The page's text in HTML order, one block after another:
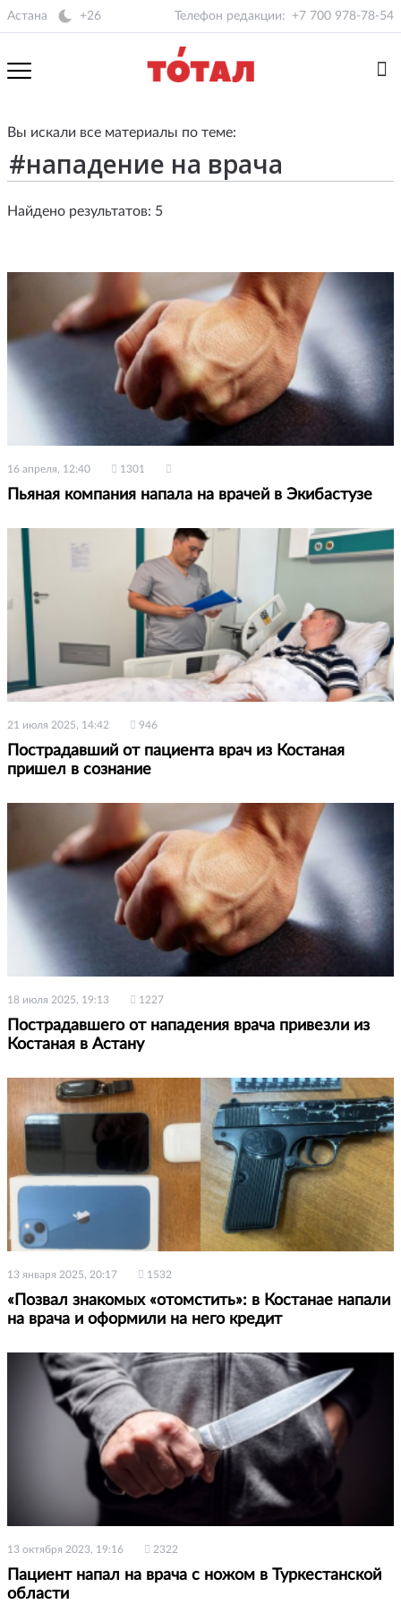
Астана +26 Телефон редакции: +7 700 978-78-54
Вы искали все материалы по теме:
Найдено результатов: 5
16 апреля, 12:40 1301
Пьяная компания напала на врачей в Экибастузе
21 июля 2025, 14:42 946
Пострадавший от пациента врач из Костаная
пришел в сознание
18 июля 2025, 19:13 1227
Пострадавшего от нападения врача привезли из
Костаная в Астану
13 января 2025, 20:17 1532
«Позвал знакомых «отомстить»: в Костанае напали
на врача и оформили на него кредит
13 октября 2023, 19:16 2322
Пациент напал на врача с ножом в Туркестанской
области